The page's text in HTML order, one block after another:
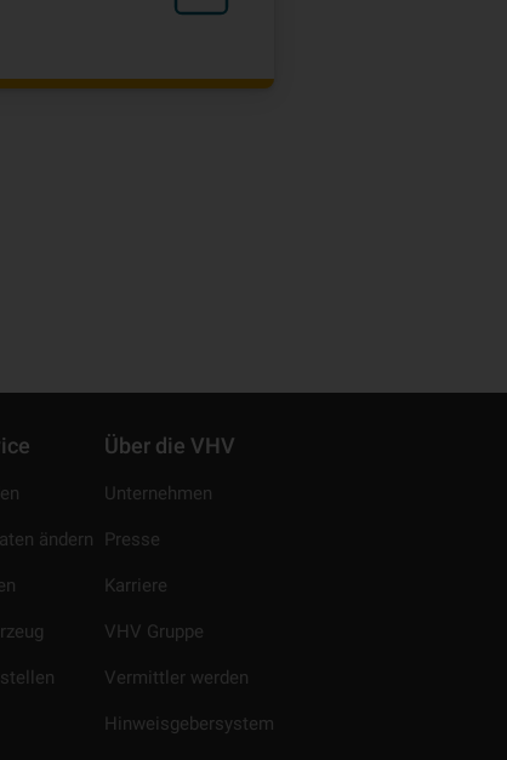
ändern
Über die VHV
Unternehmen
Presse
Karriere
VHV Gruppe
Vermittler werden
Hinweisgebersystem